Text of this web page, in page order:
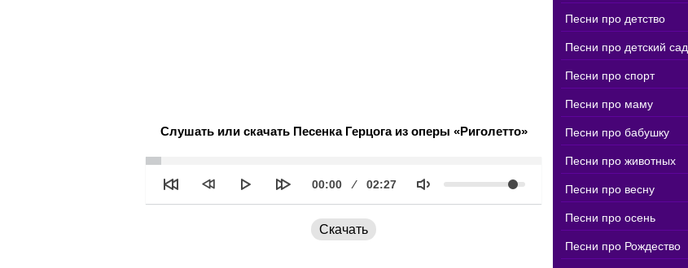
Слушать или скачать Песенка Герцога из оперы «Риголетто»
Текущее
00:00 Продолжительность
02:27 Объем
Скачать
Песни про детство
Песни про детский сад
Песни про спорт
Песни про маму
Песни про бабушку
Песни про животных
Песни про весну
Песни про осень
Песни про Рождество